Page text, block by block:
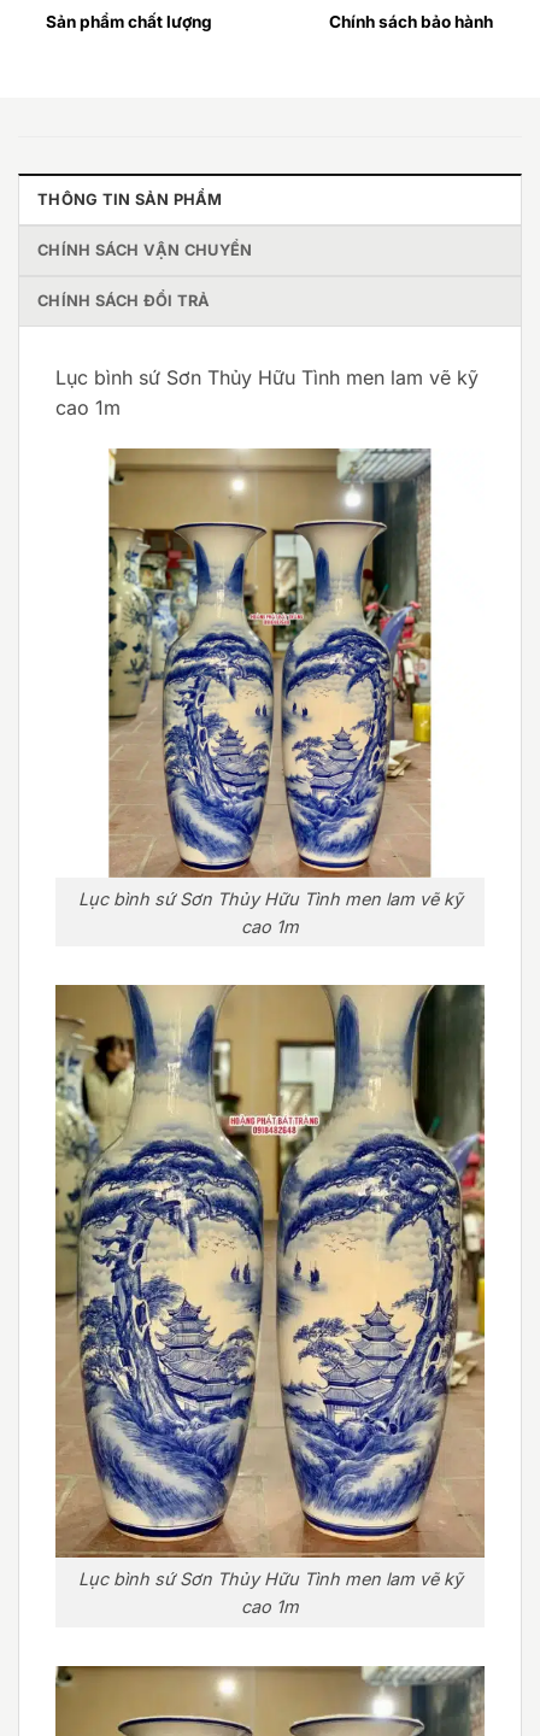
Sản phẩm chất lượng Chính sách bảo hành
THÔNG TIN SẢN PHẨM
CHÍNH SÁCH VẬN CHUYỂN
CHÍNH SÁCH ĐỔI TRẢ
Lục bình sứ Sơn Thủy Hữu Tình men lam vẽ kỹ
cao 1m
Lục bình sứ Sơn Thủy Hữu Tình men lam vẽ kỹ
cao 1m
Lục bình sứ Sơn Thủy Hữu Tình men lam vẽ kỹ
cao 1m